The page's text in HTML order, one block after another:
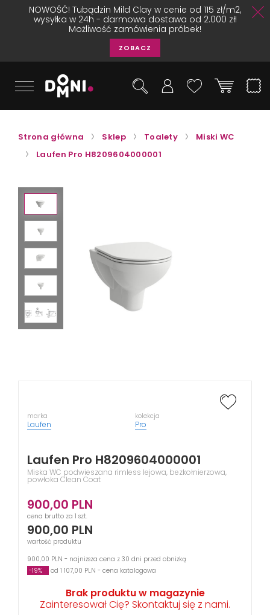
NOWOŚĆ! Tubądzin Mild Clay w cenie od 115 zł/m2,
wysyłka w 24h - darmowa dostawa od 2.000 zł!
Możliwość zamówienia próbek!
ZOBACZ
Strona główna Sklep Toalety
Miski WC
Laufen Pro H8209604000001
marka
Laufen
kolekcja
Pro
Laufen Pro H8209604000001
Miska WC podwieszana rimless lejowa, bezkołnierzowa,
powłoka Clean Coat
900,00 PLN
cena brutto za 1 szt.
900,00 PLN
wartość produktu
900,00 PLN - najniższa cena z 30 dni przed obniżką
-19%
od 1 107,00 PLN - cena katalogowa
Brak produktu w magazynie
Zainteresował Cię? Skontaktuj się z nami.